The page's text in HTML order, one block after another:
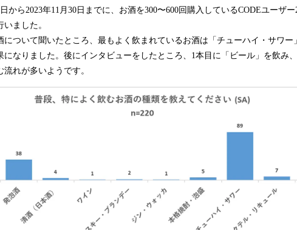
から2023年11月30日までに、お酒を300〜600回購入しているCODEユーザ
査を行いました。
ついて聞いたところ、最もよく飲まれているお酒は「チューハイ・サワー
になりました。後にインタビューをしたところ、1本目に「ビール」を飲み
流れが多いようです。